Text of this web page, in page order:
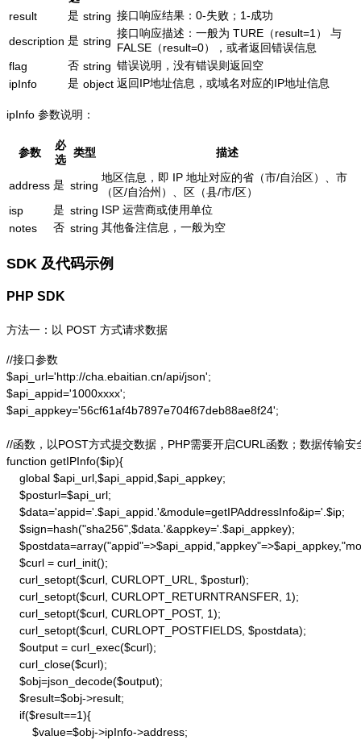
result
是 string 接口响应结果：0-失败；1-成功
description 是 string
接口响应描述：一般为 TURE（result=1） 与
FALSE（result=0），或者返回错误信息
flag
否 string 错误说明，没有错误则返回空
ipInfo
是 object 返回IP地址信息，或域名对应的IP地址信息
ipInfo 参数说明：
参数
必
选
类型 描述
address 是 string
地区信息，即 IP 地址对应的省（市/自治区）、市
（区/自治州）、区（县/市/区）
isp
是 string ISP 运营商或使用单位
notes
否 string 其他备注信息，一般为空
SDK 及代码示例
PHP SDK
方法一：以 POST 方式请求数据
//接口参数
$api_url='http://cha.ebaitian.cn/api/json';
$api_appid='1000xxxx';
$api_appkey='56cf61af4b7897e704f67deb88ae8f24';
//函数，以POST方式提交数据，PHP需要开启CURL函数；数据传输安
function getIPInfo($ip){
    global $api_url,$api_appid,$api_appkey;
    $posturl=$api_url;
    $data='appid='.$api_appid.'&module=getIPAddressInfo&ip='.$ip;
    $sign=hash("sha256",$data.'&appkey='.$api_appkey);
    $curl = curl_init();
    curl_setopt($curl, CURLOPT_URL, $posturl);
    curl_setopt($curl, CURLOPT_RETURNTRANSFER, 1);
    curl_setopt($curl, CURLOPT_POST, 1);
    curl_setopt($curl, CURLOPT_POSTFIELDS, $postdata);
    $output = curl_exec($curl);
    curl_close($curl);
    $obj=json_decode($output);
    $result=$obj->result;
    if($result==1){
        $value=$obj->ipInfo->address;